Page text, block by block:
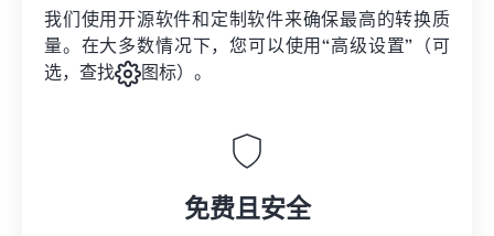
我们使用开源软件和定制软件来确保最高的转换质
量。在大多数情况下，您可以使用“高级设置”（可
选，查找
图标）。
免费且安全